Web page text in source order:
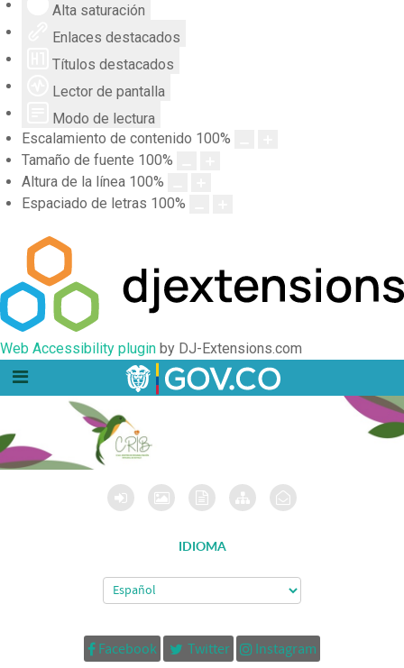
Alta saturación
Enlaces destacados
Títulos destacados
Lector de pantalla
Modo de lectura
Escalamiento de contenido 100%
Tamaño de fuente 100%
Altura de la línea 100%
Espaciado de letras 100%
Web Accessibility plugin by DJ-Extensions.com
IDIOMA
Facebook Twitter Instagram